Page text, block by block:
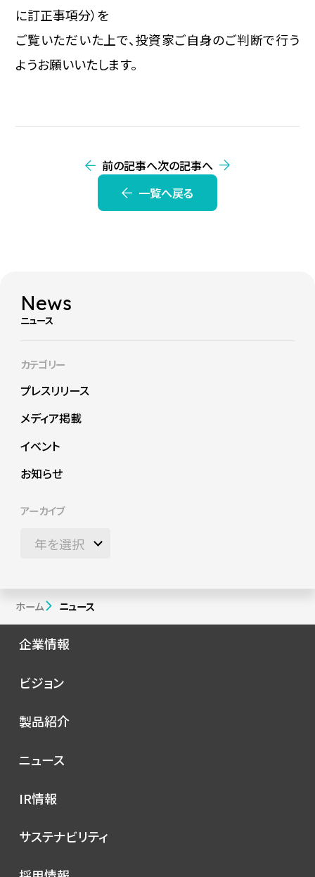
に訂正事項分）を
ご覧いただいた上で、投資家ご自身のご判断で行う
ようお願いいたします。
前の記事へ次の記事へ
一覧へ戻る
News
ニュース
カテゴリー
プレスリリース
メディア掲載
イベント
お知らせ
アーカイブ
ホーム ニュース
企業情報
会社概要
ビジョン
トップメッセージ
製品紹介
コンセプト
シノプスのこだわり
ニュース
プレスリリース
イベント
お知らせ
IR情報
IRニュース
サステナビリティ
環境